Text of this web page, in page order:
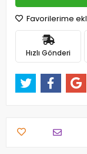
Favorilerime
Hızlı Gönderi